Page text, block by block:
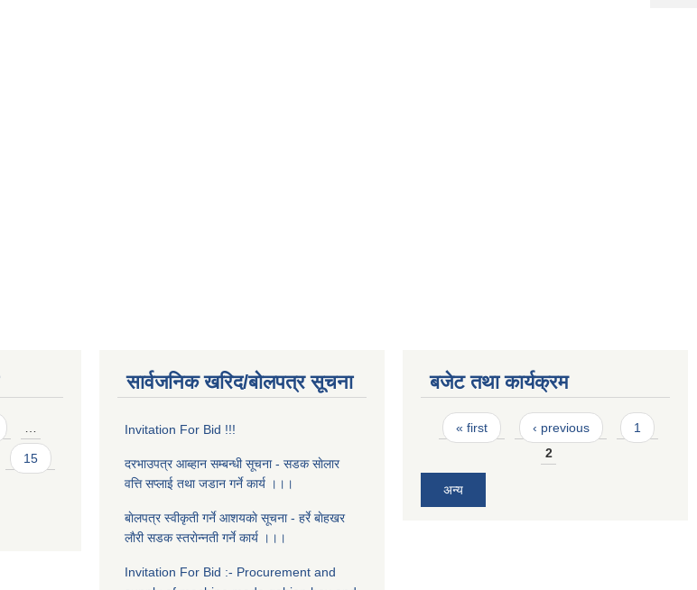
15
सार्वजनिक खरिद/बोलपत्र सूचना
Invitation For Bid !!!
दरभाउपत्र आब्हान सम्बन्धी सूचना - सडक साेलार
वत्ति सप्लाई तथा जडान गर्ने कार्य ।।।
बाेलपत्र स्वीकृती गर्ने आशयकाे सूचना - हर्रे बाेहखर
लाैरी सडक स्तराेन्नती गर्ने कार्य ।।।
Invitation For Bid :- Procurement and
बजेट तथा कार्यक्रम
Pages
« first ‹ previous
1
2
अन्य